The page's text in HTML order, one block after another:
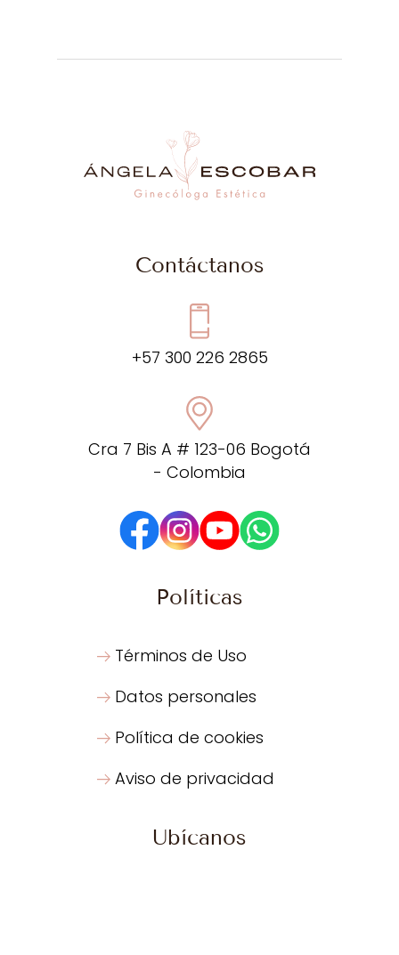
Contáctanos
+57 300 226 2865
Cra 7 Bis A # 123-06 Bogotá
- Colombia
Políticas
Términos de Uso
Datos personales
Política de cookies
Aviso de privacidad
Ubícanos